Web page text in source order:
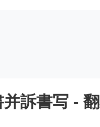
訴書写 -